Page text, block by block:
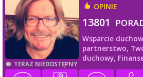
TERAZ NIEDOSTĘPNY
OPINIE
13801
Wsparcie
partnerstwo,
duchowy,